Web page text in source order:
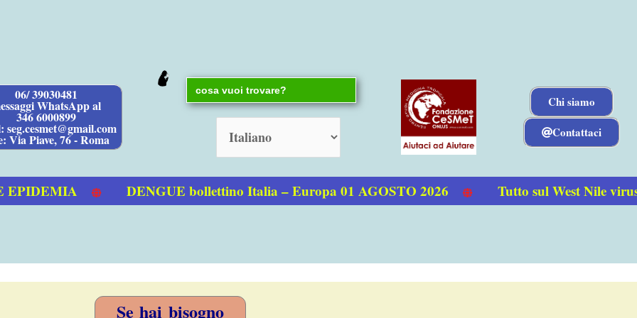
06/ 39030481
WhatsApp al
346 6000899
seg.cesmet@gmail.com
Via Piave, 76 - Roma
Search
for:
Chi siamo
Contattaci
DENGUE bollettino Italia – Europa 01 AGOSTO 2026 Tutto sul West Nile virus
Se hai bisogno